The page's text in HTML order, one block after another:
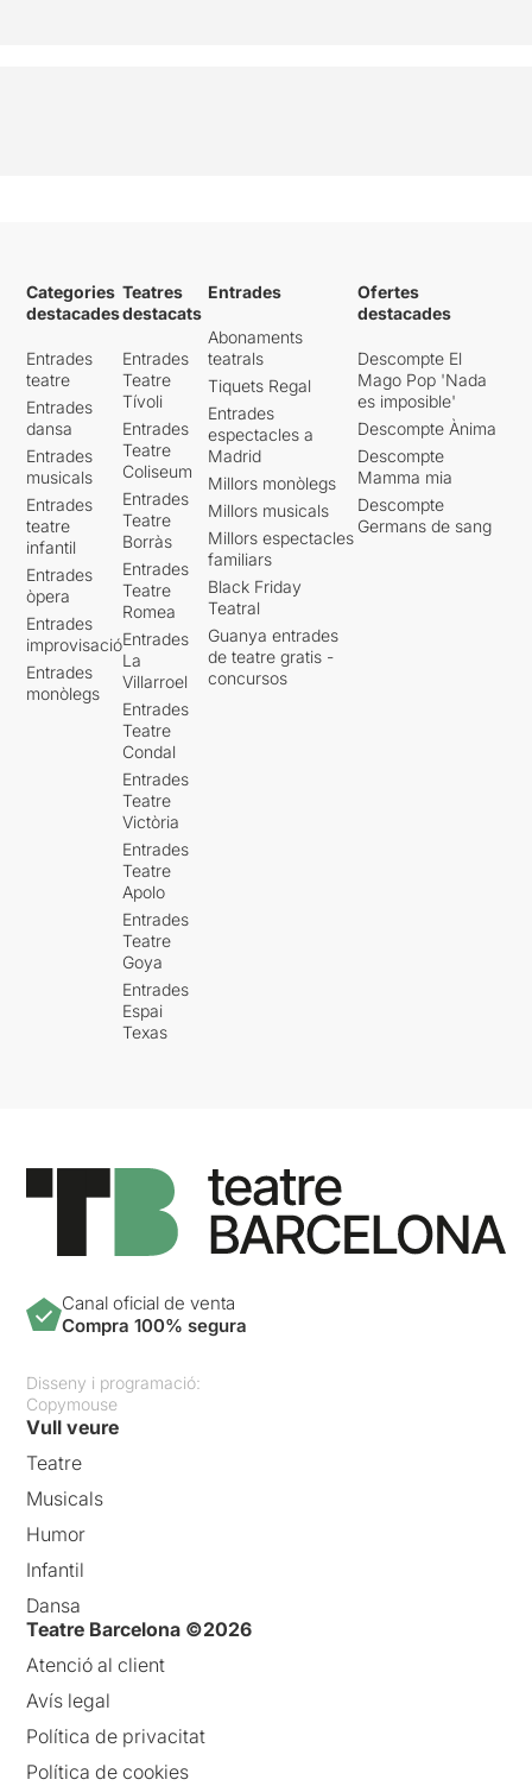
Categories
destacades
Entrades
teatre
Entrades
dansa
Entrades
musicals
Entrades
teatre
infantil
Entrades
òpera
Entrades
improvisació
Entrades
monòlegs
Teatres
destacats
Entrades
Teatre
Tívoli
Entrades
Teatre
Coliseum
Entrades
Teatre
Borràs
Entrades
Teatre
Romea
Entrades
La
Villarroel
Entrades
Teatre
Condal
Entrades
Teatre
Victòria
Entrades
Teatre
Apolo
Entrades
Teatre
Goya
Entrades
Espai
Texas
Entrades
Abonaments
teatrals
Tiquets Regal
Entrades
espectacles a
Madrid
Millors monòlegs
Millors musicals
Millors espectacles
familiars
Black Friday
Teatral
Guanya entrades
de teatre gratis -
concursos
Ofertes
destacades
Descompte El
Mago Pop 'Nada
es imposible'
Descompte Ànima
Descompte
Mamma mia
Descompte
Germans de sang
Canal oficial de venta
Compra 100% segura
Disseny i programació:
Copymouse
Vull veure
Teatre
Musicals
Humor
Infantil
Dansa
Teatre Barcelona ©2026
Atenció al client
Avís legal
Política de privacitat
Política de cookies